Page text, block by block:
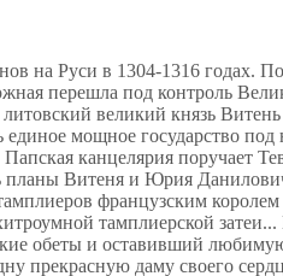
на Руси в 1304-1316 годах.
перешла под контроль
великий князь
мощное государство
канцелярия поручает
планы Витеня и Юрия
тамплиеров французским
тамплиерской
обеты и оставивший
прекрасную даму своего